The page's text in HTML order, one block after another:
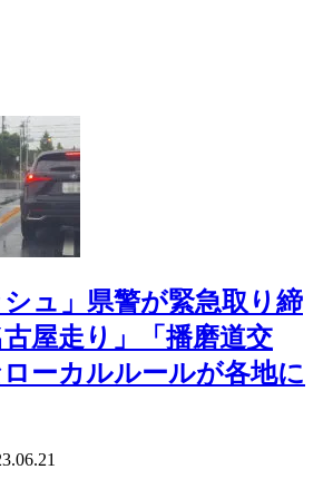
シュ」県警が緊急取り締
屋走り」「播磨道交
ーカルルールが各地に